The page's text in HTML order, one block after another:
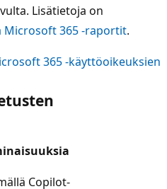
Lisätietoja on
Microsoft 365 -raportit.
365 -käyttöoikeuksien
Copilot-